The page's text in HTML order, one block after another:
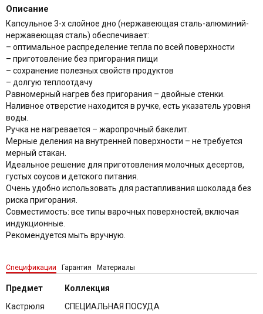
Описание
Капсульное 3-х слойное дно (нержавеющая сталь-алюминий-
нержавеющая сталь) обеспечивает:
– оптимальное распределение тепла по всей поверхности
– приготовление без пригорания пищи
– сохранение полезных свойств продуктов
– долгую теплоотдачу
Равномерный нагрев без пригорания – двойные стенки.
Наливное отверстие находится в ручке, есть указатель уровня
воды.
Ручка не нагревается – жаропрочный бакелит.
Мерные деления на внутренней поверхности – не требуется
мерный стакан.
Идеальное решение для приготовления молочных десертов,
густых соусов и детского питания.
Очень удобно использовать для растапливания шоколада без
риска пригорания.
Совместимость: все типы варочных поверхностей, включая
индукционные.
Рекомендуется мыть вручную.
Спецификации Гарантия Материалы
Предмет
Кастрюля
Коллекция
СПЕЦИАЛЬНАЯ ПОСУДА